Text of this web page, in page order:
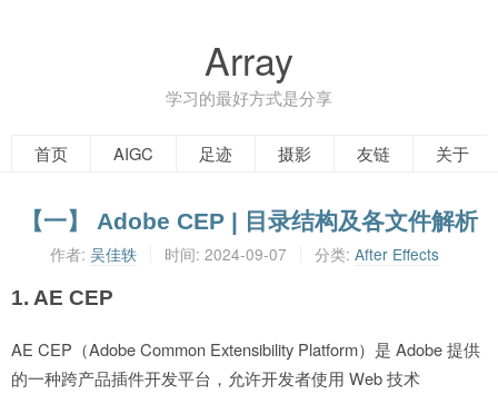
Array
学习的最好方式是分享
首页 AIGC 足迹 摄影 友链 关于
【一】 Adobe CEP | 目录结构及各文件解析
作者: 吴佳轶 时间: 2024-09-07 分类: After Effects
1. AE CEP
AE CEP（Adobe Common Extensibility Platform）是 Adobe 提供
的一种跨产品插件开发平台，允许开发者使用 Web 技术